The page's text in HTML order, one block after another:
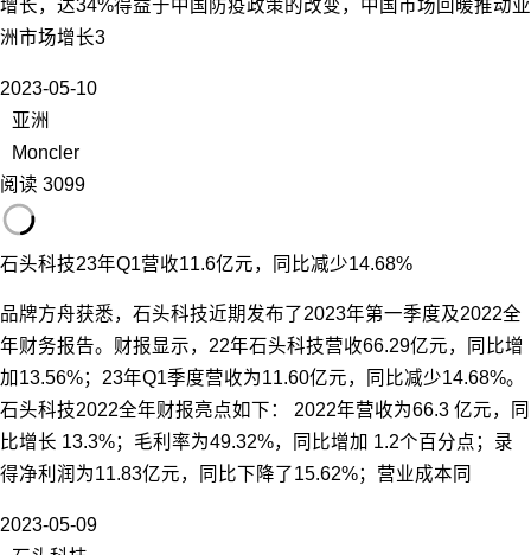
增长，达34%得益于中国防疫政策的改变，中国市场回暖推动亚
洲市场增长3
2023-05-10
亚洲
Moncler
阅读 3099
石头科技23年Q1营收11.6亿元，同比减少14.68%
品牌方舟获悉，石头科技近期发布了2023年第一季度及2022全
年财务报告。财报显示，22年石头科技营收66.29亿元，同比增
加13.56%；23年Q1季度营收为11.60亿元，同比减少14.68%。
石头科技2022全年财报亮点如下： 2022年营收为66.3 亿元，同
比增长 13.3%；毛利率为49.32%，同比增加 1.2个百分点；录
得净利润为11.83亿元，同比下降了15.62%；营业成本同
2023-05-09